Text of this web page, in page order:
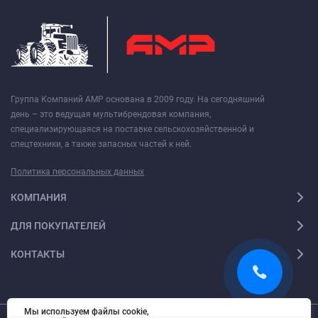
Группа Компаний АМР основана в 2009 году. На сегодняшний
день – это ведущая мультибрендовая компания,
специализирующаяся на поставке сельскохозяйственной и
спецтехники, а также запасных частей к ней.
Политика персональных данных
КОМПАНИЯ
ДЛЯ ПОКУПАТЕЛЕЙ
КОНТАКТЫ
Мы используем файлы cookie,